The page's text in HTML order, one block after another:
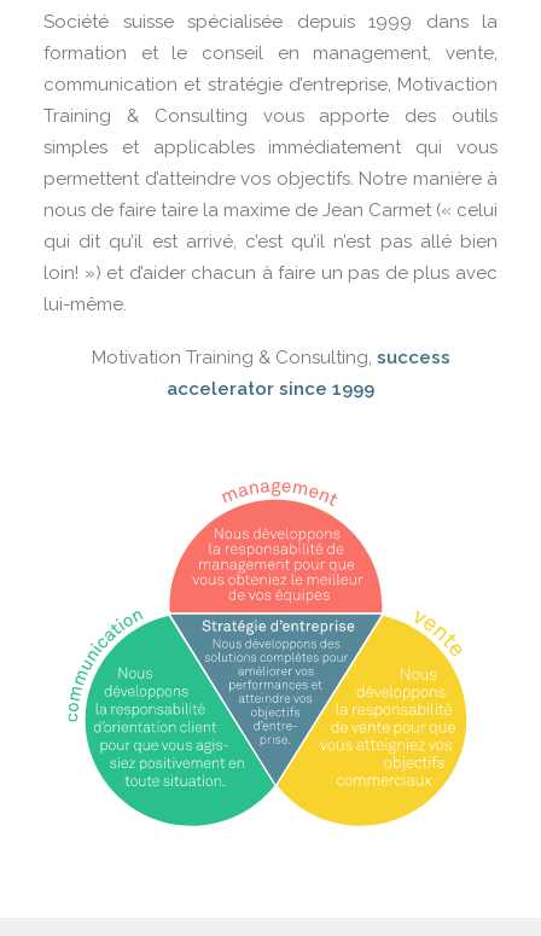
EVALUEZ-VOUS
CONTACTEZ-NOUS
Société suisse spécialisée depuis 1999 dans la
formation et le conseil en management, vente,
communication et stratégie d’entreprise, Motivaction
Training & Consulting vous apporte des outils
simples et applicables immédiatement qui vous
permettent d’atteindre vos objectifs. Notre manière à
nous de faire taire la maxime de Jean Carmet (« celui
qui dit qu’il est arrivé, c’est qu’il n’est pas allé bien
loin! ») et d’aider chacun à faire un pas de plus avec
lui-même.
Motivation Training & Consulting, success
accelerator since 1999